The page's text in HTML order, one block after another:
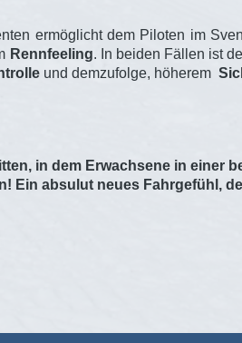
ermöglicht dem Piloten im
Rennfeeling. In beiden Fällen ist
und demzufolge, höherem
in dem Erwachsene in einer
Ein absulut neues Fahrgefühl,